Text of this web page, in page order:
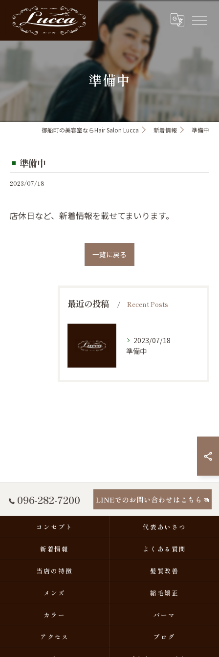
準備中
御船町の美容室ならHair Salon Lucca 新着情報 準備中
準備中
2023/07/18
店休日など、新着情報を載せてまいります。
一覧に戻る
最近の投稿 Recent Posts
2023/07/18
準備中
096-282-7200 LINEでのお問い合わせはこちら
コンセプト 代表あいさつ
新着情報 よくある質問
当店の特徴 髪質改善
メンズ 縮毛矯正
カラー パーマ
アクセス ブログ